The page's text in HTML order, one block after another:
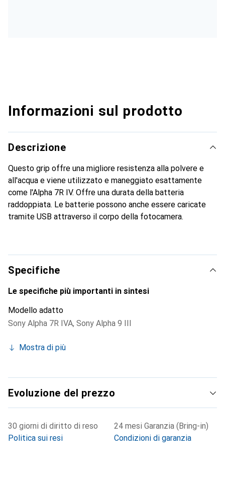
Informazioni sul prodotto
Descrizione
Questo grip offre una migliore resistenza alla polvere e
all'acqua e viene utilizzato e maneggiato esattamente
come l'Alpha 7R IV. Offre una durata della batteria
raddoppiata. Le batterie possono anche essere caricate
tramite USB attraverso il corpo della fotocamera.
Specifiche
Le specifiche più importanti in sintesi
Modello adatto
Sony Alpha 7R IVA, Sony Alpha 9 III
Mostra di più
Evoluzione del prezzo
30 giorni di diritto di reso
Politica sui resi
24 mesi Garanzia (Bring-in)
Condizioni di garanzia